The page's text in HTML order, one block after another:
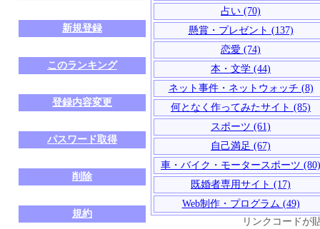
新規登録
このランキング
登録内容変更
パスワード取得
削除
規約
占い (70)
懸賞・プレゼント (137)
恋愛 (74)
本・文学 (44)
ネット事件・ネットウォッチ (8)
何となく作ってみたサイト (85)
スポーツ (61)
自己満足 (67)
車・バイク・モータースポーツ (80)
既婚者専用サイト (17)
Web制作・プログラム (49)
リンクコードが